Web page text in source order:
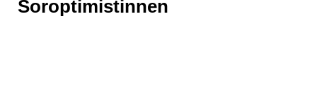
Soroptimistinnen